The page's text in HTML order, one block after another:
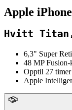
Apple
Hvitt
6,3" Super
48 MP
Opptil 27
Apple